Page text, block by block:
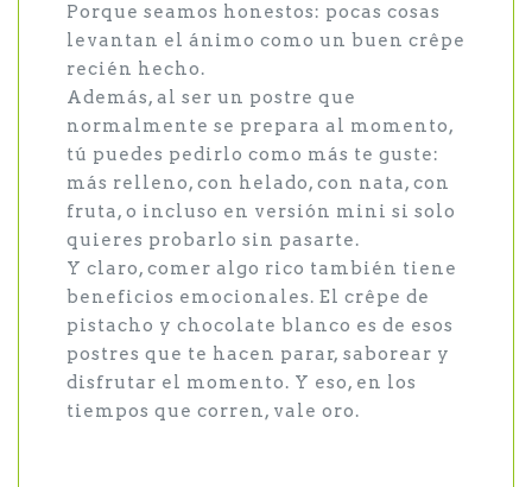
Porque seamos honestos: pocas cosas
levantan el ánimo como un buen crêpe
recién hecho.
Además, al ser un postre que
normalmente se prepara al momento,
tú puedes pedirlo como más te guste:
más relleno, con helado, con nata, con
fruta, o incluso en versión mini si solo
quieres probarlo sin pasarte.
Y claro, comer algo rico también tiene
beneficios emocionales. El crêpe de
pistacho y chocolate blanco es de esos
postres que te hacen parar, saborear y
disfrutar el momento. Y eso, en los
tiempos que corren, vale oro.